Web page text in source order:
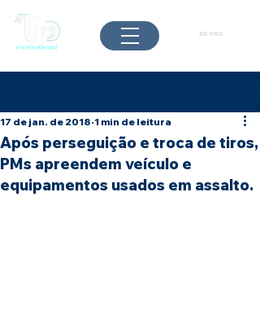
AO VIVO
Após perseguição e troca de tiros,
PMs apreendem veículo e
equipamentos usados em assalto.
17 de jan. de 2018 1 min de leitura